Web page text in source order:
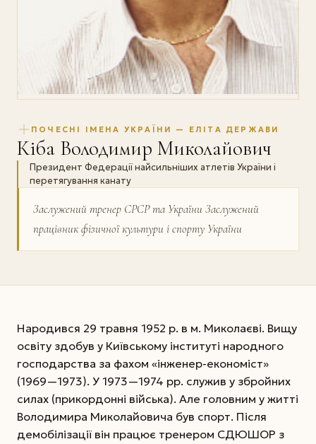
ПОЧЕСНІ ІМЕНА УКРАЇНИ — ЕЛІТА ДЕРЖАВИ
Кіба Володимир Миколайович
Президент Федерації найсильніших атлетів України і
перетягування канату
Заслужений тренер СРСР та України Заслужений
працівник фізичної культури і спорту України
Народився 29 травня 1952 р. в м. Миколаєві. Вищу
освіту здобув у Київському інституті народного
господарства за фахом «інженер-економіст»
(1969—1973). У 1973—1974 рр. служив у збройних
силах (прикордонні війська). Але головним у житті
Володимира Миколайовича був спорт. Після
демобілізації він працює тренером СДЮШОР з